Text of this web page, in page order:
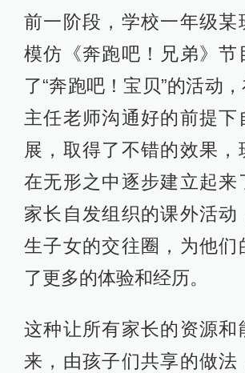
前一阶段，学校一年级某
模仿《奔跑吧！兄弟》节
了“奔跑吧！宝贝”的活动
主任老师沟通好的前提下
展，取得了不错的效果，
在无形之中逐步建立起来
家长自发组织的课外活动
生子女的交往圈，为他们
了更多的体验和经历。
这种让所有家长的资源和
来，由孩子们共享的做法